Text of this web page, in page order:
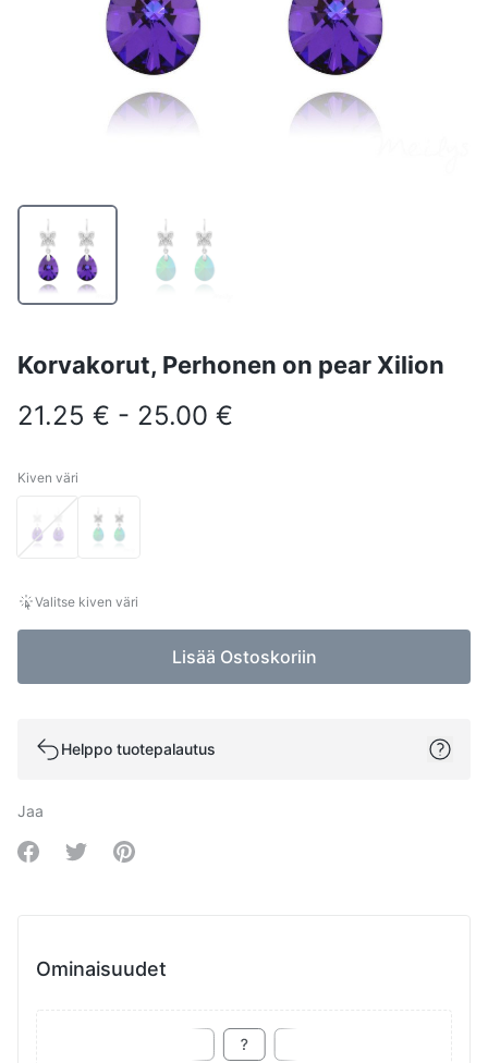
Korvakorut, Perhonen on pear Xilion
21.25 € - 25.00 €
Kiven väri
Valitse kiven väri
Lisää Ostoskoriin
Helppo tuotepalautus
Jaa
Share on Facebook
Share on Twitter
Share on Pinterest
Ominaisuudet